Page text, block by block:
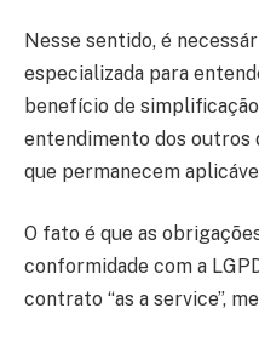
Nesse sentido, é
especializada para
benefício de
entendimento dos outros
que permanecem
O fato é que as
conformidade com a
contrato “as a service”,